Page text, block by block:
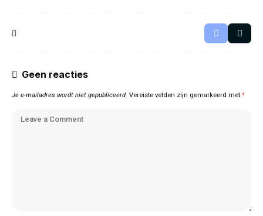
Geen reacties
Je e-mailadres wordt niet gepubliceerd. Vereiste velden zijn gemarkeerd met *